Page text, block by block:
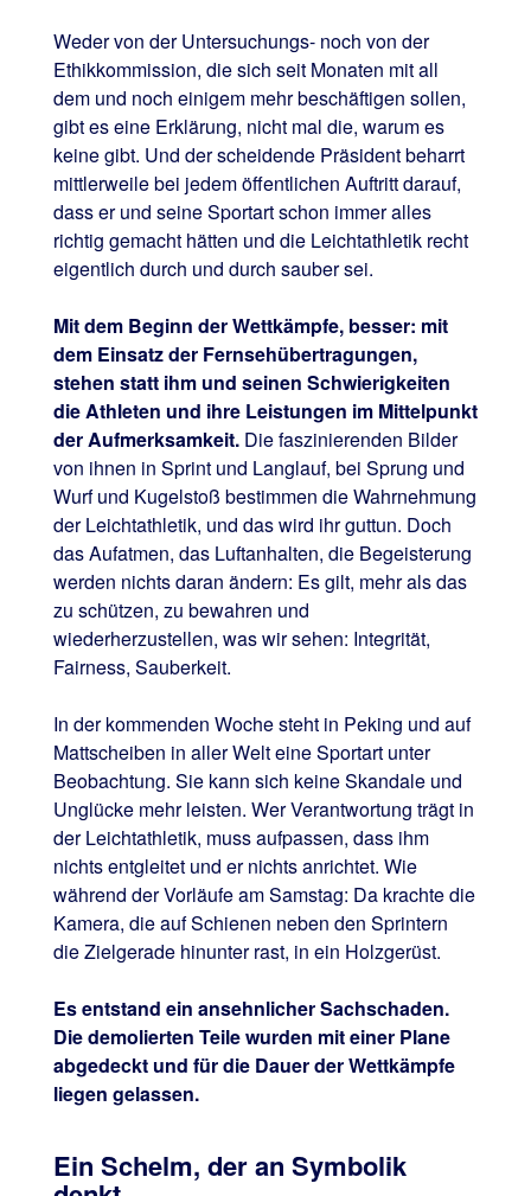
Weder von der Untersuchungs- noch von der
Ethikkommission, die sich seit Monaten mit all
dem und noch einigem mehr beschäftigen sollen,
gibt es eine Erklärung, nicht mal die, warum es
keine gibt. Und der scheidende Präsident beharrt
mittlerweile bei jedem öffentlichen Auftritt darauf,
dass er und seine Sportart schon immer alles
richtig gemacht hätten und die Leichtathletik recht
eigentlich durch und durch sauber sei.
Mit dem Beginn der Wettkämpfe, besser: mit
dem Einsatz der Fernsehübertragungen,
stehen statt ihm und seinen Schwierigkeiten
die Athleten und ihre Leistungen im Mittelpunkt
der Aufmerksamkeit.Die faszinierenden Bilder
von ihnen in Sprint und Langlauf, bei Sprung und
Wurf und Kugelstoß bestimmen die Wahrnehmung
der Leichtathletik, und das wird ihr guttun. Doch
das Aufatmen, das Luftanhalten, die Begeisterung
werden nichts daran ändern: Es gilt, mehr als das
zu schützen, zu bewahren und
wiederherzustellen, was wir sehen: Integrität,
Fairness, Sauberkeit.
In der kommenden Woche steht in Peking und auf
Mattscheiben in aller Welt eine Sportart unter
Beobachtung. Sie kann sich keine Skandale und
Unglücke mehr leisten. Wer Verantwortung trägt in
der Leichtathletik, muss aufpassen, dass ihm
nichts entgleitet und er nichts anrichtet. Wie
während der Vorläufe am Samstag: Da krachte die
Kamera, die auf Schienen neben den Sprintern
die Zielgerade hinunter rast, in ein Holzgerüst.
Es entstand ein ansehnlicher Sachschaden.
Die demolierten Teile wurden mit einer Plane
abgedeckt und für die Dauer der Wettkämpfe
liegen gelassen.
Ein Schelm, der an Symbolik